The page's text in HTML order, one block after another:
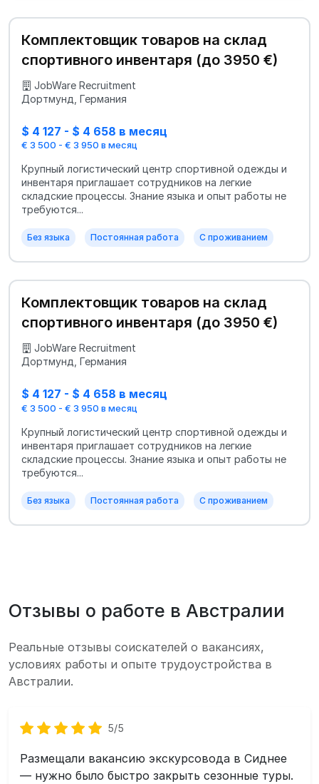
Комплектовщик товаров на склад
спортивного инвентаря (до 3950 €)
JobWare Recruitment
Дортмунд, Германия
$ 4 127 - $ 4 658 в месяц
€ 3 500 - € 3 950 в месяц
Крупный логистический центр спортивной одежды и
инвентаря приглашает сотрудников на легкие
складские процессы. Знание языка и опыт работы не
требуются...
Без языка Постоянная работа С проживанием
Комплектовщик товаров на склад
спортивного инвентаря (до 3950 €)
JobWare Recruitment
Дортмунд, Германия
$ 4 127 - $ 4 658 в месяц
€ 3 500 - € 3 950 в месяц
Крупный логистический центр спортивной одежды и
инвентаря приглашает сотрудников на легкие
складские процессы. Знание языка и опыт работы не
требуются...
Без языка Постоянная работа С проживанием
Отзывы о работе в Австралии
Реальные отзывы соискателей о вакансиях,
условиях работы и опыте трудоустройства в
Австралии.
5/5
Размещали вакансию экскурсовода в Сиднее
— нужно было быстро закрыть сезонные туры.